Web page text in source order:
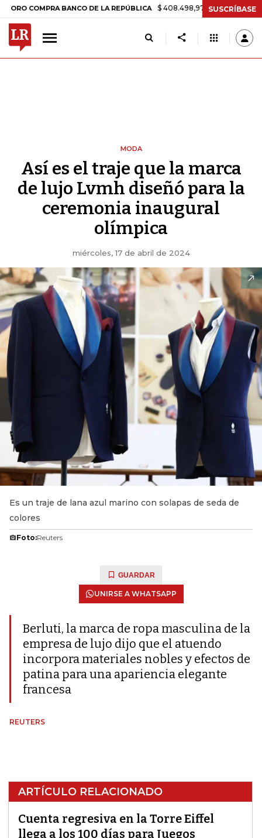
BANCO DE LA REPÚBLICA $ 408.498,97 +$ 8.753,81 +2,19%
SUSCRÍBASE
MODA
Así es el traje que la marca
de lujo Lvmh diseñó para la
ceremonia inaugural
olímpica
miércoles, 17 de abril de 2024
Es un traje de lana azul marino con solapas de seda de
colores
Foto:Reuters
GUARDAR
UNIRSE A WHATSAPP
Berluti, la marca de ropa masculina de la
empresa de lujo dijo que el atuendo
incorpora materiales nobles y efectos de
patina para una apariencia elegante
francesa
REUTERS
ARTÍCULO RELACIONADO
Cuenta regresiva en la Torre Eiffel
llega a los 100 días para Juegos